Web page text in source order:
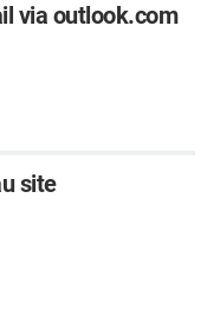
via outlook.com
site